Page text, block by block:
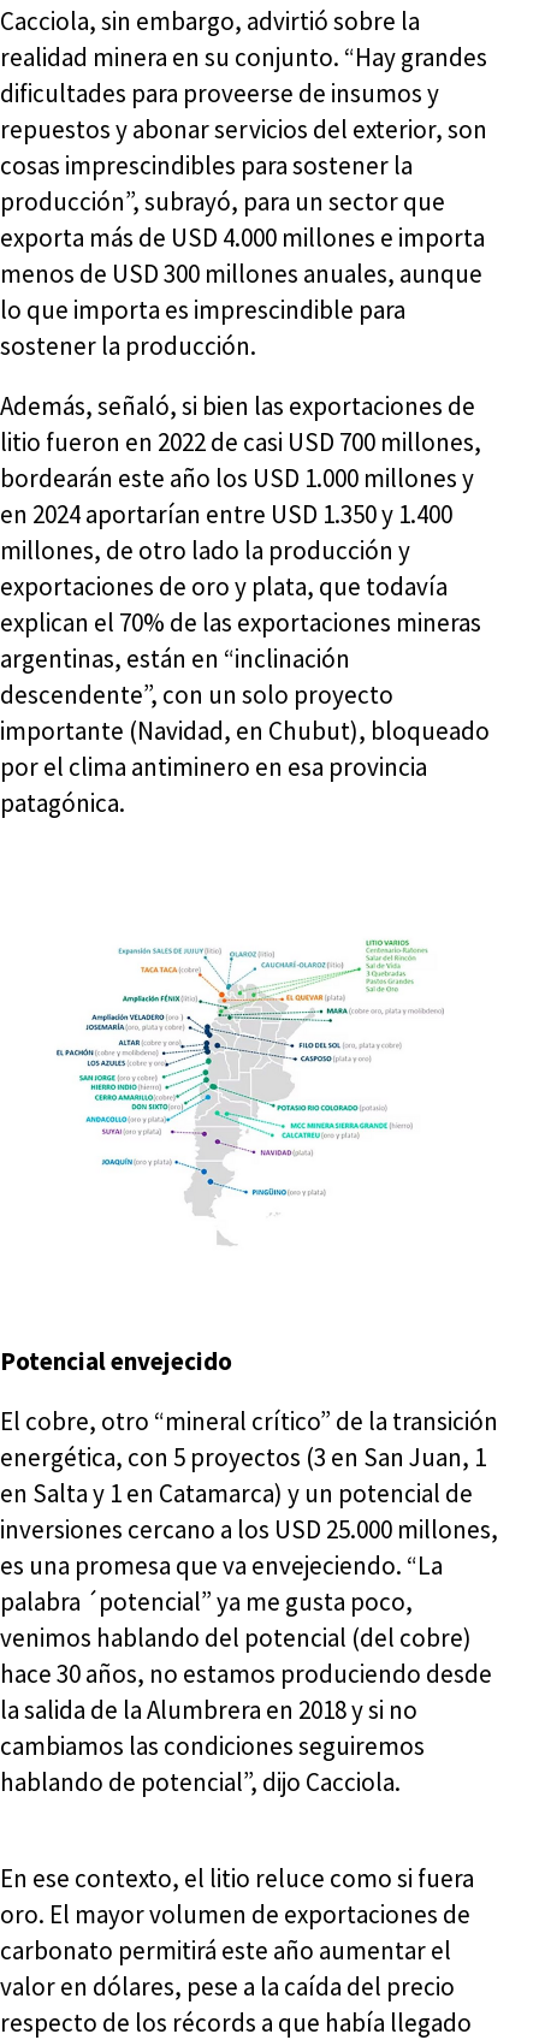
Cacciola, sin embargo, advirtió sobre la
realidad minera en su conjunto. “Hay grandes
dificultades para proveerse de insumos y
repuestos y abonar servicios del exterior, son
cosas imprescindibles para sostener la
producción”, subrayó, para un sector que
exporta más de USD 4.000 millones e importa
menos de USD 300 millones anuales, aunque
lo que importa es imprescindible para
sostener la producción.
Además, señaló, si bien las exportaciones de
litio fueron en 2022 de casi USD 700 millones,
bordearán este año los USD 1.000 millones y
en 2024 aportarían entre USD 1.350 y 1.400
millones, de otro lado la producción y
exportaciones de oro y plata, que todavía
explican el 70% de las exportaciones mineras
argentinas, están en “inclinación
descendente”, con un solo proyecto
importante (Navidad, en Chubut), bloqueado
por el clima antiminero en esa provincia
patagónica.
Potencial envejecido
El cobre, otro “mineral crítico” de la transición
energética, con 5 proyectos (3 en San Juan, 1
en Salta y 1 en Catamarca) y un potencial de
inversiones cercano a los USD 25.000 millones,
es una promesa que va envejeciendo. “La
palabra ´potencial” ya me gusta poco,
venimos hablando del potencial (del cobre)
hace 30 años, no estamos produciendo desde
la salida de la Alumbrera en 2018 y si no
cambiamos las condiciones seguiremos
hablando de potencial”, dijo Cacciola.
En ese contexto, el litio reluce como si fuera
oro. El mayor volumen de exportaciones de
carbonato permitirá este año aumentar el
valor en dólares, pese a la caída del precio
respecto de los récords a que había llegado